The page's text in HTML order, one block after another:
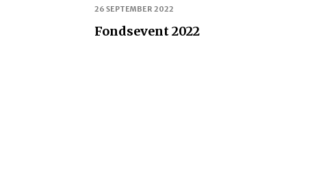
26 SEPTEMBER 2022
Fondsevent 2022